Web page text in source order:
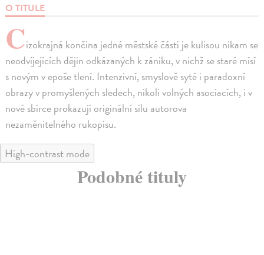
O TITULE
Cizokrajná končina jedné městské části je kulisou nikam se
neodvíjejících dějin odkázaných k zániku, v nichž se staré mísí
s novým v epoše tlení. Intenzivní, smyslově syté i paradoxní
obrazy v promyšlených sledech, nikoli volných asociacích, i v
nové sbírce prokazují originální sílu autorova
nezaměnitelného rukopisu.
High-contrast mode
Podobné tituly